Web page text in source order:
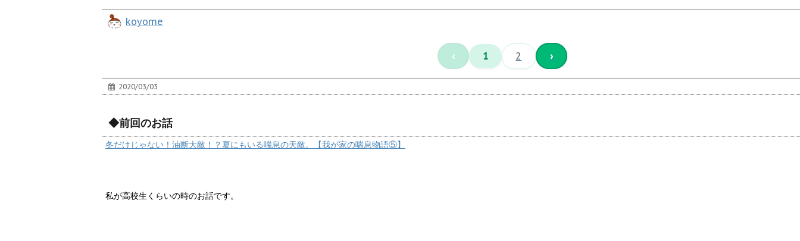
koyome
‹ 1 2 ›
2020/03/03
◆前回のお話
冬だけじゃない！油断大敵！？夏にもいる喘息の天敵。【我が家の喘息物語⑤】
私が高校生くらいの時のお話です。